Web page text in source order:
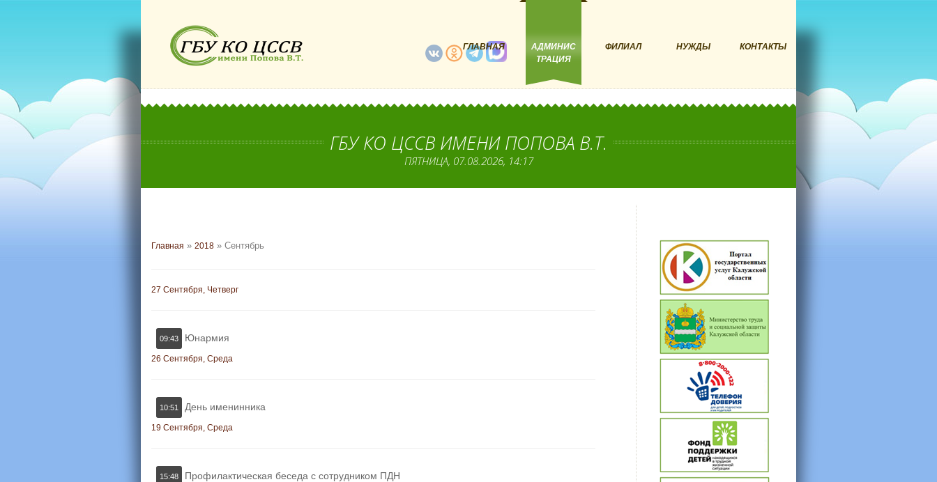
ГЛАВНАЯ
АДМИНИС
ТРАЦИЯ
ФИЛИАЛ НУЖДЫ КОНТАКТЫ
ГБУ КО ЦССВ ИМЕНИ ПОПОВА В.Т.
ПЯТНИЦА, 07.08.2026, 14:17
Главная » 2018 » Сентябрь
27 Сентября, Четверг
09:43 Юнармия
26 Сентября, Среда
10:51 День именинника
19 Сентября, Среда
15:48 Профилактическая беседа с сотрудником ПДН